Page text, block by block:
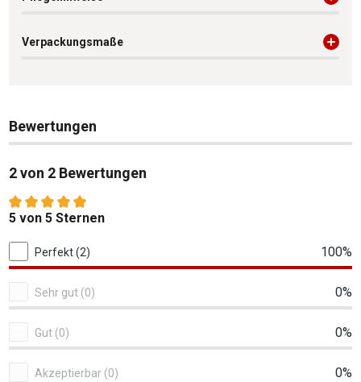
Verpackungsmaße
Bewertungen
2 von 2 Bewertungen
Durchschnittliche Bewertung von 5 von 5 Sternen
5 von 5 Sternen
2 von 2 Bewertungen
Perfekt (2) 100%
Sehr gut (0) 0%
Gut (0) 0%
Akzeptierbar (0) 0%